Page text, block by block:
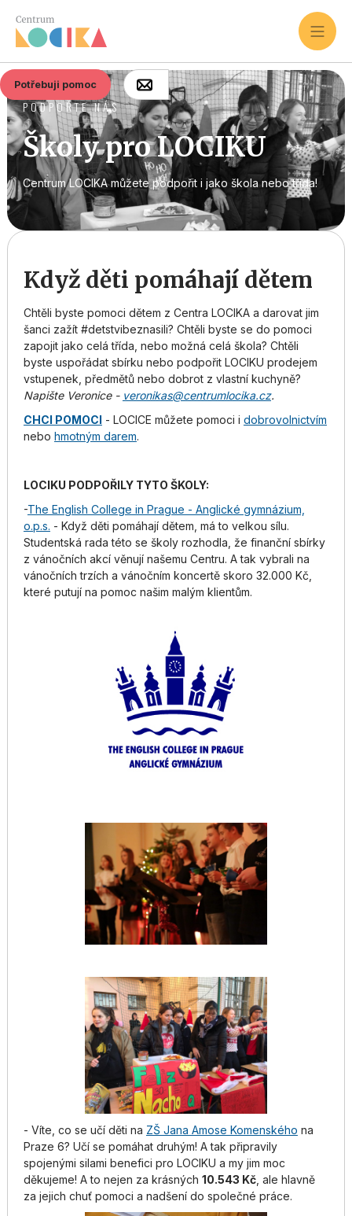
Potřebuji pomoc
PODPOŘTE NÁS
Školy pro LOCIKU
Centrum LOCIKA můžete podpořit i jako škola nebo třída!
Když děti pomáhají dětem
Chtěli byste pomoci dětem z Centra LOCIKA a darovat jim
šanci zažít #detstvibeznasili? Chtěli byste se do pomoci
zapojit jako celá třída, nebo možná celá škola? Chtěli
byste uspořádat sbírku nebo podpořit LOCIKU prodejem
vstupenek, předmětů nebo dobrot z vlastní kuchyně?
Napište Veronice - veronikas@centrumlocika.cz.
CHCI POMOCI - LOCICE můžete pomoci i dobrovolnictvím
nebo hmotným darem.
LOCIKU PODPOŘILY TYTO ŠKOLY:
-The English College in Prague - Anglické gymnázium,
o.p.s. - Když děti pomáhají dětem, má to velkou sílu.
Studentská rada této se školy rozhodla, že finanční sbírky
z vánočních akcí věnují našemu Centru. A tak vybrali na
vánočních trzích a vánočním koncertě skoro 32.000 Kč,
které putují na pomoc našim malým klientům.
- Víte, co se učí děti na ZŠ Jana Amose Komenského na
Praze 6? Učí se pomáhat druhým! A tak připravily
spojenými silami benefici pro LOCIKU a my jim moc
děkujeme! A to nejen za krásných 10.543 Kč, ale hlavně
za jejich chuť pomoci a nadšení do společné práce.